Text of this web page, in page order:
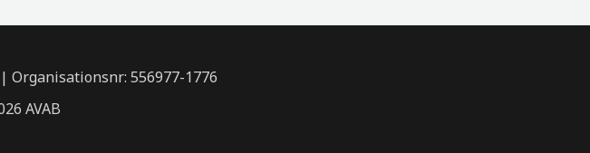
Organisationsnr: 556977-1776
AVAB